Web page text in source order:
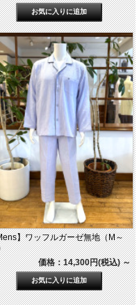
】ワッフルガーゼ無地（M～
価格：14,300円(税込)～